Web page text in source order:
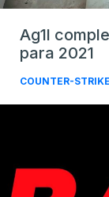
Ag1l
para 2021
COUNTER-STRIKE